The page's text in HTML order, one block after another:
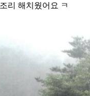
리 해치웠어요 ㅋ